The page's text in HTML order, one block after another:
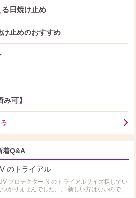
日焼け止め
止めのおすすめ
み可】
着Q&A
のトライアル
プロテクター N のトライアルサイズ探してい
質…